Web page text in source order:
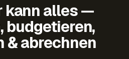
kann alles —
budgetieren,
& abrechnen